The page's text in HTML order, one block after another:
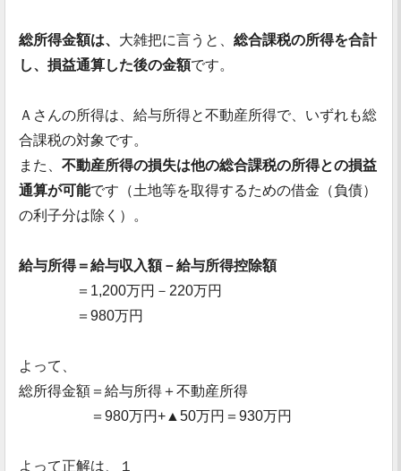
総所得金額は、 大雑把に言うと、 総合課税の所得を合計
し、損益通算した後の金額です。
Ａさんの所得は、給与所得と不動産所得で、いずれも総
合課税の対象です。
また、 不動産所得の損失は他の総合課税の所得との損益
通算が可能です（土地等を取得するための借金（負債）
の利子分は除く）。
給与所得＝給与収入額－給与所得控除額
＝1,200万円－220万円
＝980万円
よって、
総所得金額＝給与所得＋不動産所得
＝980万円+▲50万円＝930万円
よって正解は、１